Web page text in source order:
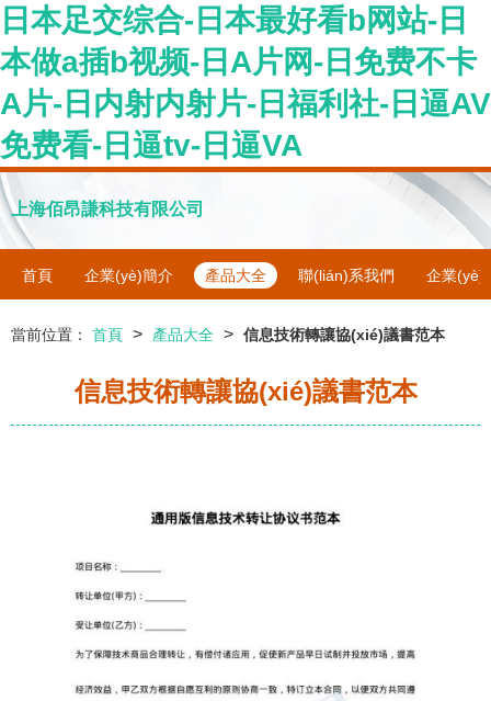
日本足交综合-日本最好看b网站-日
本做a插b视频-日A片网-日免费不卡
A片-日内射内射片-日福利社-日逼AV
免费看-日逼tv-日逼VA
上海佰昂謙科技有限公司
首頁 企業(yè)簡介 產品大全 聯(lián)系我們 企業(yè)
當前位置： 首頁 > 產品大全 > 信息技術轉讓協(xié)議書范本
信息技術轉讓協(xié)議書范本